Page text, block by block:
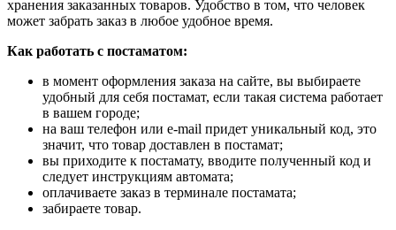
хранения заказанных товаров. Удобство в том, что человек
может забрать заказ в любое удобное время.
Как работать с постаматом:
в момент оформления заказа на сайте, вы выбираете
удобный для себя постамат, если такая система работает
в вашем городе;
на ваш телефон или e-mail придет уникальный код, это
значит, что товар доставлен в постамат;
вы приходите к постамату, вводите полученный код и
следует инструкциям автомата;
оплачиваете заказ в терминале постамата;
забираете товар.